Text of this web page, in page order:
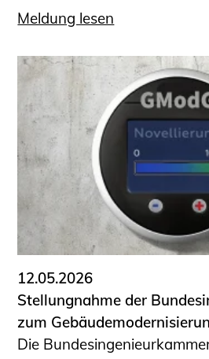
Meldung lesen
12.05.2026
Stellungnahme der
zum
Die